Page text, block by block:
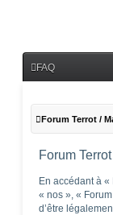
FAQ
Forum Terrot /
Forum
En accédant à
« nos », «
d’être